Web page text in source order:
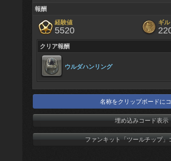
報酬
経験値
5520
ギル
クリア報酬
ウルダハンリング
名称をクリップボードに
埋め込みコード表示
ファンキット「ツールチップ」